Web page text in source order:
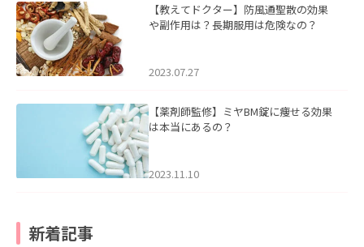
【教えてドクター】防風通聖散の効果
や副作用は？長期服用は危険なの？
2023.07.27
【薬剤師監修】ミヤBM錠に痩せる効果
は本当にあるの？
2023.11.10
新着記事